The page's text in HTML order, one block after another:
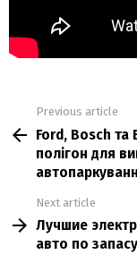
more
Previous article
Ford, Bosch
полігон для
Next article
Лучшие
авто по